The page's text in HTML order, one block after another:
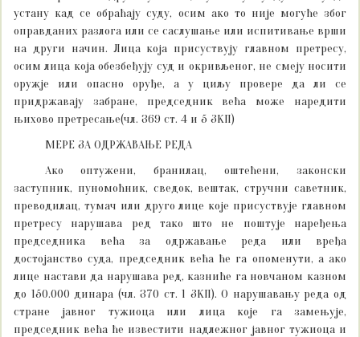
устану кад се обраћају суду, осим ако то није могуће због
оправданих разлога или се саслушање или испитивање врши
на други начин. Лица која присуствују главном претресу,
осим лица која обезбеђују суд и окривљеног, не смеју носити
оружје или опасно оруђе, а у циљу провере да ли се
придржавају забране, председник већа може наредити
њихово претресање(чл. 369 ст. 4 и 5 ЗКП)
МЕРЕ ЗА ОДРЖАВАЊЕ РЕДА
Ако оптужени, бранилац, оштећени, законски
заступник, пуномоћник, сведок, вештак, стручни саветник,
преводилац, тумач или друго лице које присуствује главном
претресу нарушава ред тако што не поштује наређења
председника већа за одржавање реда или вређа
достојанство суда, председник већа ће га опоменути, а ако
лице настави да нарушава ред, казниће га новчаном казном
до 150.000 динара (чл. 370 ст. 1 ЗКП). О нарушавању реда од
стране јавног тужиоца или лица које га замењује,
председник већа ће известити надлежног јавног тужиоца и